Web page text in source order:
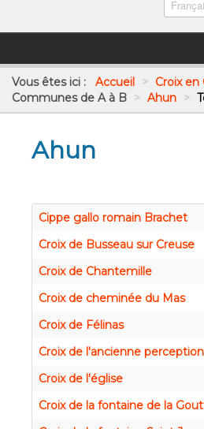
Vous êtes ici : Accueil > Croix en
Communes de A à B > Ahun >
Ahun
Cippe gallo romain Brachet
Croix de Busseau sur Creuse
Croix de Chantemille
Croix de cheminée du Mas
Croix de Félinas
Croix de l'ancienne perception
Croix de l'église
Croix de la fontaine de la